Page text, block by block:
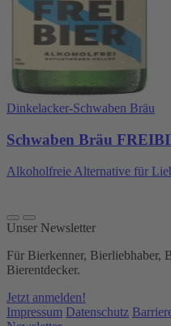
Dinkelacker-Schwaben Bräu
Schwaben Bräu
Alkoholfreie Alternative für
Unser Newsletter
Für Bierkenner, Bierliebhaber,
Bierentdecker.
Jetzt anmelden!
Impressum Datenschutz